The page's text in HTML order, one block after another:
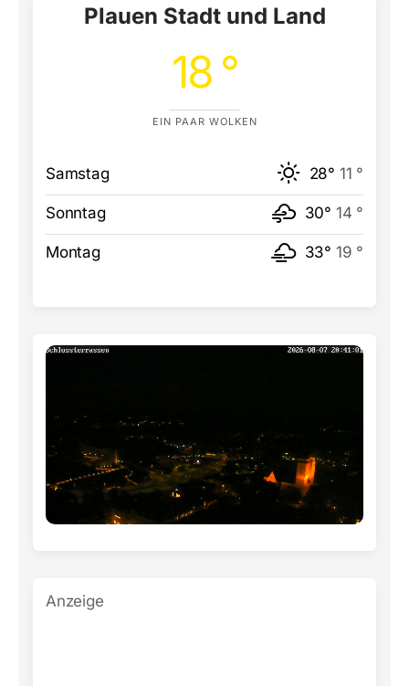
Plauen Stadt und Land
18 °
EIN PAAR WOLKEN
Samstag 28° 11 °
Sonntag 30° 14 °
Montag 33° 19 °
Anzeige